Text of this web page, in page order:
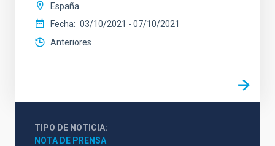
España
Fecha
03/10/2021 - 07/10/2021
Anteriores
TIPO DE NOTICIA
NOTA DE PRENSA